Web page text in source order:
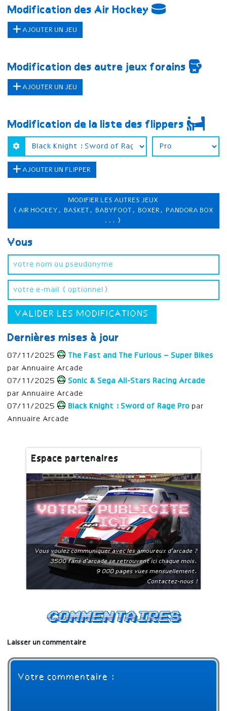
Modification des Air Hockey
AJOUTER UN JEU
Modification des autre jeux forains
AJOUTER UN JEU
Modification de la liste des flippers
AJOUTER UN FLIPPER
MODIFIER LES AUTRES JEUX
(AIR HOCKEY, BASKET, BABYFOOT, BOXER, PANDORA BOX
...)
Vous
VALIDER LES MODIFICATIONS
Dernières mises à jour
07/11/2025
The Fast and The Furious – Super Bikes
par Annuaire Arcade
07/11/2025
Sonic & Sega All-Stars Racing Arcade
par Annuaire Arcade
07/11/2025
Black Knight : Sword of Rage Pro par
Annuaire Arcade
Espace partenaires
Votre publicite
ici
Vous voulez communiquer avec les amoureux d'arcade ?
3500 fans d'arcade se retrouvent ici chaque mois.
9 000 pages vues mensuellement.
Contactez-nous !
Commentaires
Laisser un commentaire